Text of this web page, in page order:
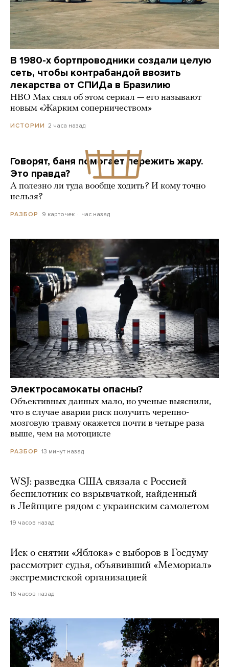
В 1980-х бортпроводники создали целую
сеть, чтобы контрабандой ввозить
лекарства от СПИДа в Бразилию
HBO Max снял об этом сериал — его называют
новым «Жарким соперничеством»
ИСТОРИИ 2 часа назад
Говорят, баня помогает пережить жару.
Это правда?
А полезно ли туда вообще ходить? И кому точно
нельзя?
РАЗБОР 9 карточек час назад
Электросамокаты опасны?
Объективных данных мало, но ученые выяснили,
что в случае аварии риск получить черепно-
мозговую травму окажется почти в четыре раза
выше, чем на мотоцикле
РАЗБОР 13 минут назад
WSJ: разведка США связала с Россией
беспилотник со взрывчаткой, найденный
в Лейпциге рядом с украинским самолетом
19 часов назад
Иск о снятии «Яблока» с выборов в Госдуму
рассмотрит судья, объявивший «Мемориал»
экстремистской организацией
16 часов назад